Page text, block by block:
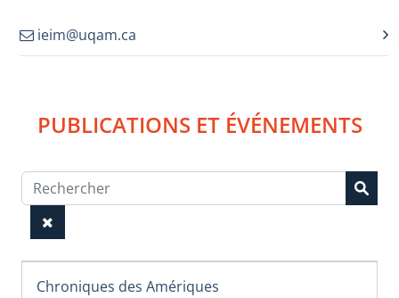
ieim@uqam.ca
PUBLICATIONS ET ÉVÉNEMENTS
Chroniques des Amériques